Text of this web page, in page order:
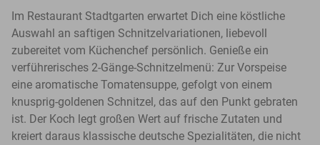
Im Restaurant Stadtgarten erwartet Dich eine köstliche
Auswahl an saftigen Schnitzelvariationen, liebevoll
zubereitet vom Küchenchef persönlich. Genieße ein
verführerisches 2-Gänge-Schnitzelmenü: Zur Vorspeise
eine aromatische Tomatensuppe, gefolgt von einem
knusprig-goldenen Schnitzel, das auf den Punkt gebraten
ist. Der Koch legt großen Wert auf frische Zutaten und
kreiert daraus klassische deutsche Spezialitäten, die nicht